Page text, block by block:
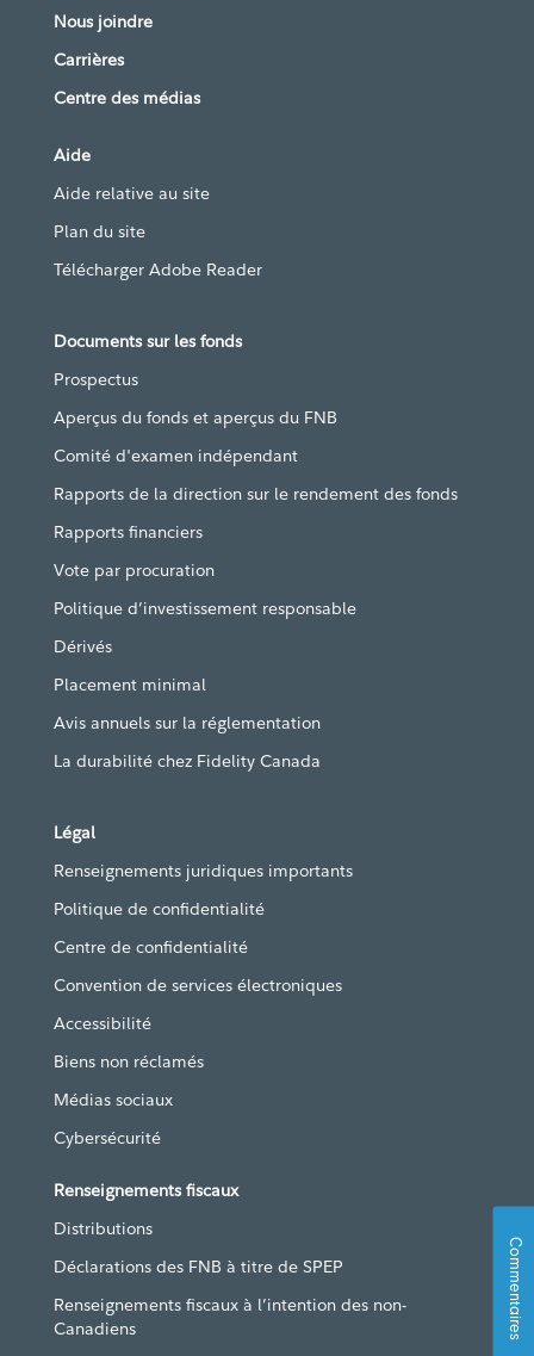
Nous joindre
Carrières
Centre des médias
Aide
Aide relative au site
Plan du site
Télécharger Adobe Reader
Documents sur les fonds
Prospectus
Aperçus du fonds et aperçus du FNB
Comité d'examen indépendant
Rapports de la direction sur le rendement des fonds
Rapports financiers
Vote par procuration
Politique d’investissement responsable
Dérivés
Placement minimal
Avis annuels sur la réglementation
La durabilité chez Fidelity Canada
Légal
Renseignements juridiques importants
Politique de confidentialité
Centre de confidentialité
Convention de services électroniques
Accessibilité
Biens non réclamés
Médias sociaux
Cybersécurité
Renseignements fiscaux
Distributions
Déclarations des FNB à titre de SPEP
Renseignements fiscaux à l’intention des non-
Canadiens
Commentaires